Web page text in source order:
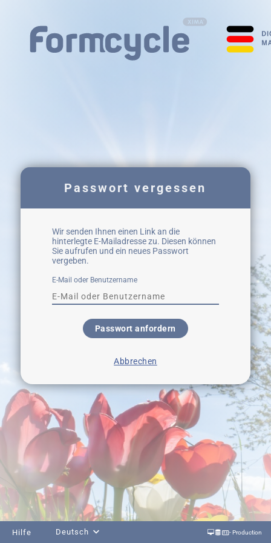
Passwort vergessen
Wir senden Ihnen einen Link an die
hinterlegte E-Mailadresse zu. Diesen können
Sie aufrufen und ein neues Passwort
vergeben.
E-Mail oder Benutzername
Passwort anfordern
Abbrechen
Hilfe Deutsch - Production